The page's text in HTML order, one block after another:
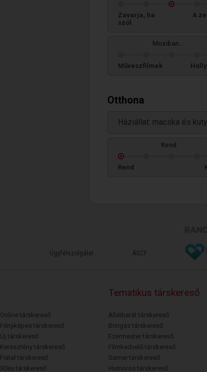
Zavarja, ha
szól
A
Moziban...
Művészfilmek
Otthona
Háziállat: macska és
Rend
Rend
Ügyfélszolgálat ÁSZF
Online társkereső
Fényképes társkereső
Új társkereső
Keresztény társkereső
Fiatal társkereső
30as társkereső
Tematikus társkereső
Állatbarát társkereső
Bringás társkereső
Ezermester társkereső
Filmkedvelő társkereső
Gamer társkereső
Humoros társkereső